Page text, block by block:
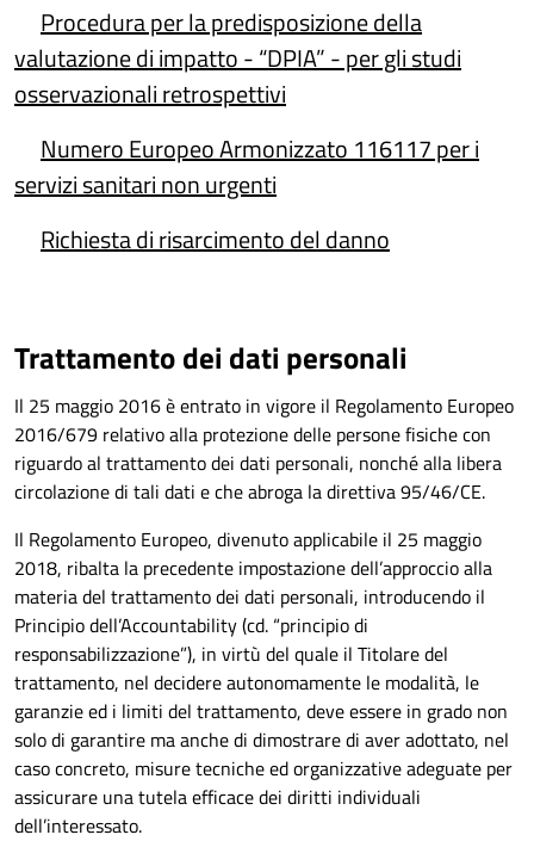
Procedura per la predisposizione della
valutazione di impatto - “DPIA” - per gli studi
osservazionali retrospettivi
Numero Europeo Armonizzato 116117 per i
servizi sanitari non urgenti
Richiesta di risarcimento del danno
Trattamento dei dati personali
Il 25 maggio 2016 è entrato in vigore il Regolamento Europeo
2016/679 relativo alla protezione delle persone fisiche con
riguardo al trattamento dei dati personali, nonché alla libera
circolazione di tali dati e che abroga la direttiva 95/46/CE.
Il Regolamento Europeo, divenuto applicabile il 25 maggio
2018, ribalta la precedente impostazione dell’approccio alla
materia del trattamento dei dati personali, introducendo il
Principio dell’Accountability (cd. “principio di
responsabilizzazione”), in virtù del quale il Titolare del
trattamento, nel decidere autonomamente le modalità, le
garanzie ed i limiti del trattamento, deve essere in grado non
solo di garantire ma anche di dimostrare di aver adottato, nel
caso concreto, misure tecniche ed organizzative adeguate per
assicurare una tutela efficace dei diritti individuali
dell’interessato.